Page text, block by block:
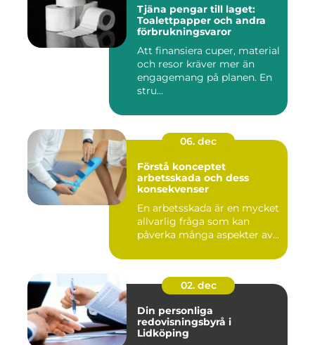
Tjäna pengar till laget:
Toalettpapper och andra
förbrukningsvaror
Att finansiera cuper, material
och resor kräver mer än
engagemang på planen. En
stru...
06. dec
Förstå konceptet
arbetsskada och dess
konsekvenser
En arbetsskada är en mycket
allvarlig fråga som kan
påverka många aspekter av...
02. dec
Din personliga
redovisningsbyrå i
Lidköping